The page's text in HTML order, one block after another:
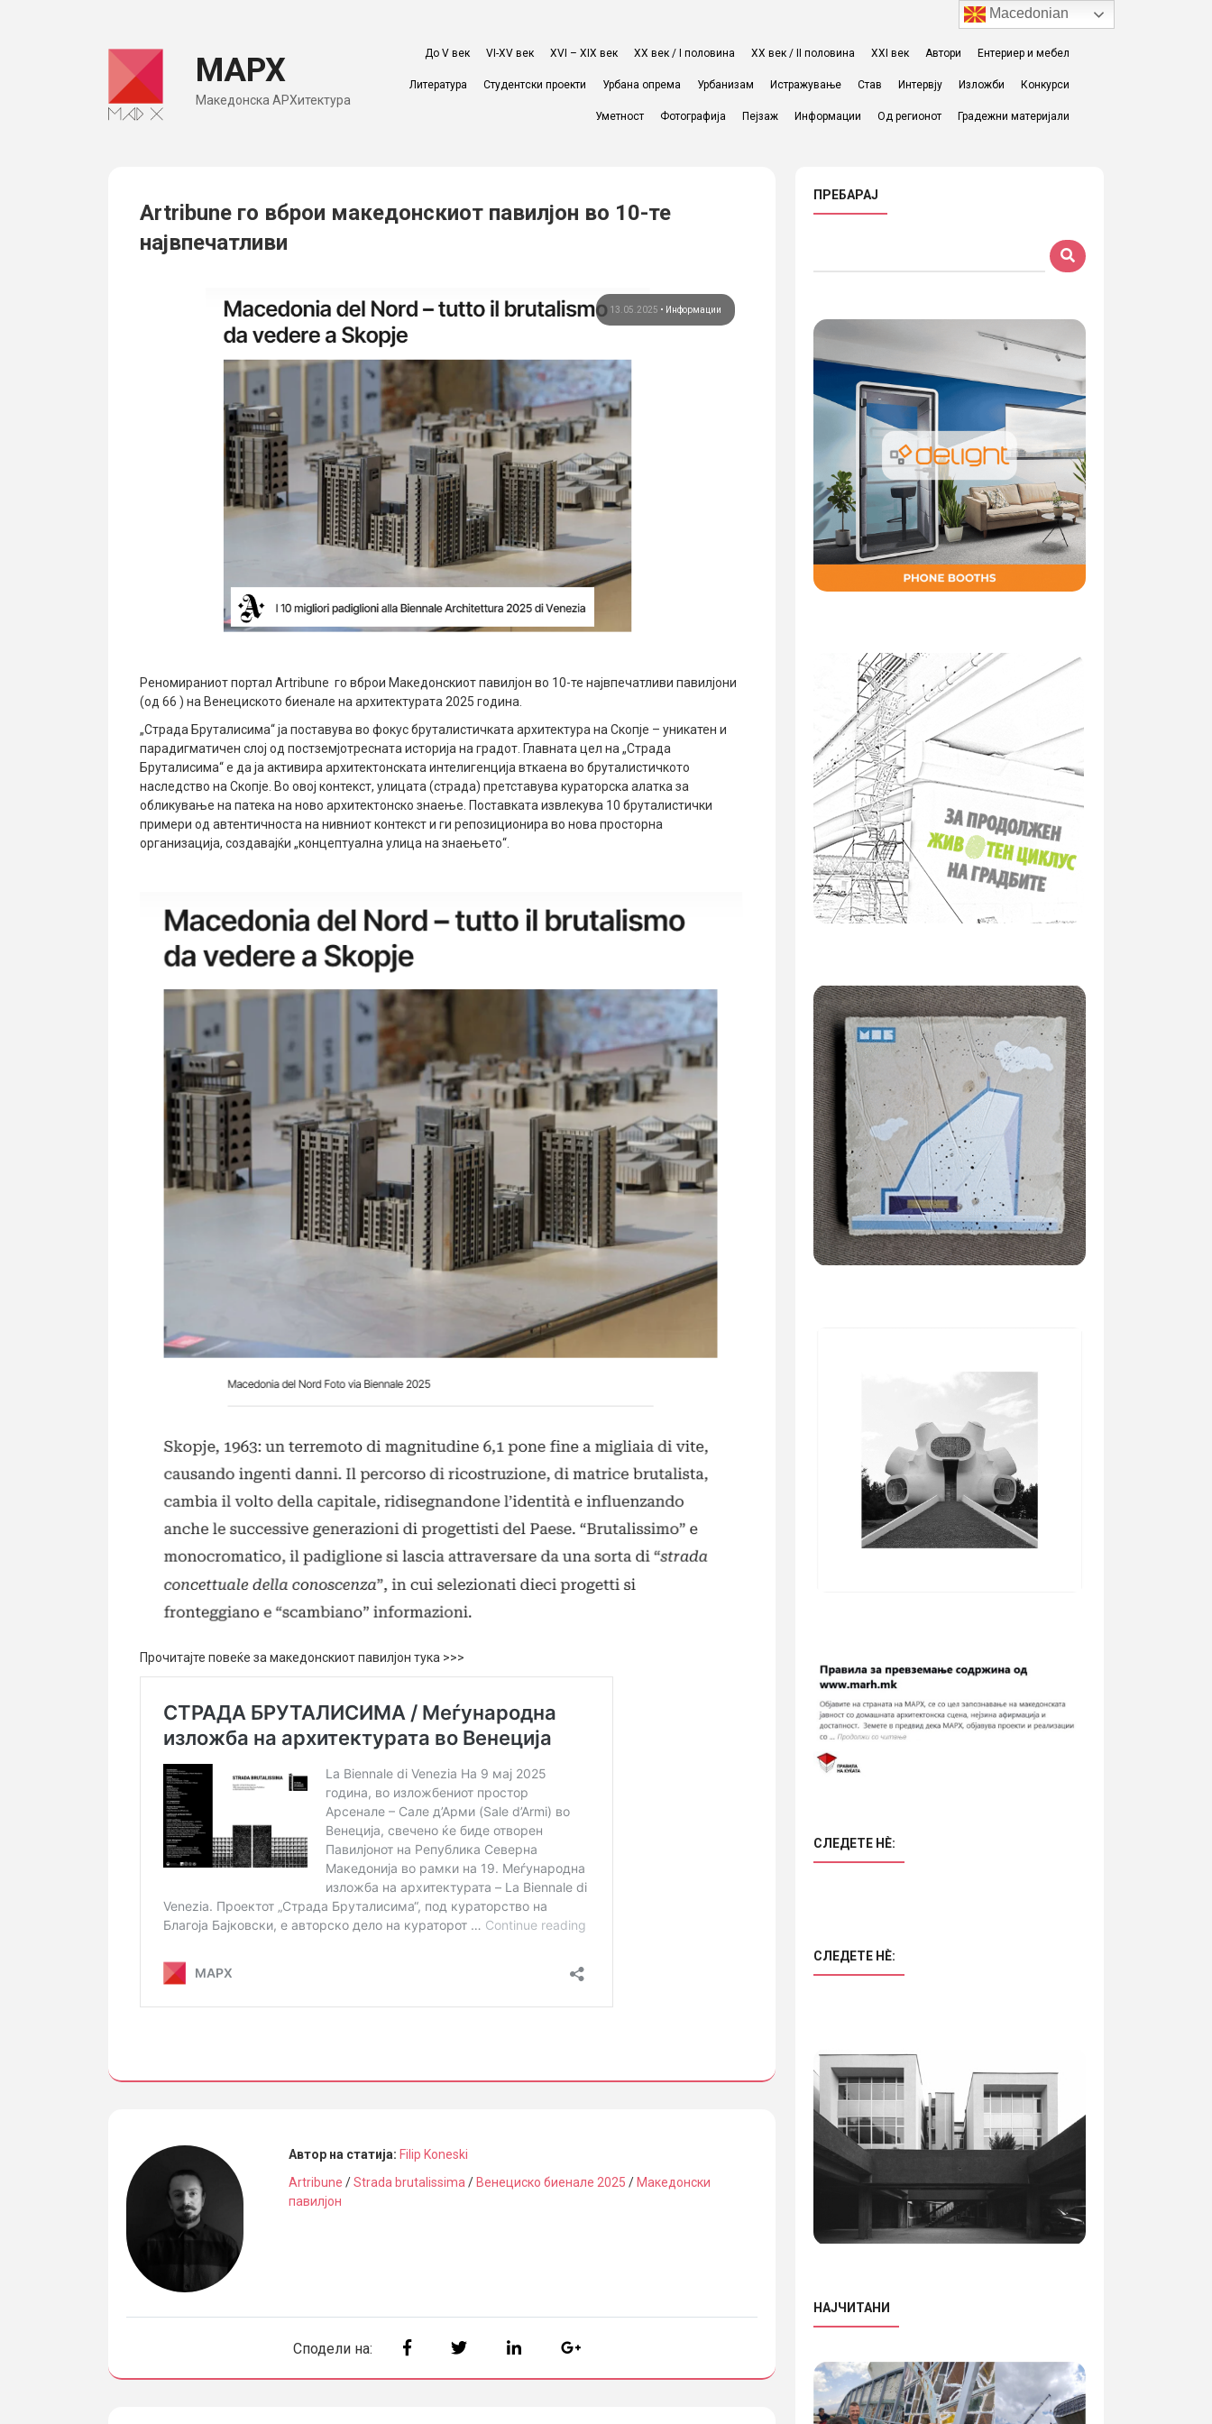
МАРХ
Македонска АРХитектура
До V век VI-XV век XVI – XIX век ХХ век / I половина ХХ век / II половина XXI век Автори Ентериер и мебел
Литература Студентски проекти Урбана опрема Урбанизам Истражување Став Интервју Изложби Конкурси
Уметност Фотографија Пејзаж Информации Од регионот Градежни материјали
Artribune го вброи македонскиот павилјон во 10-те
највпечатливи
13.05.2025 • Информации
Реномираниот портал Artribune го вброи Македонскиот павилјон во 10-те највпечатливи павилјони
(од 66 ) на Венециското биенале на архитектурата 2025 година.
„Страда Бруталисима“ ја поставува во фокус бруталистичката архитектура на Скопје – уникатен и
парадигматичен слој од постземјотресната историја на градот. Главната цел на „Страда
Бруталисима“ е да ја активира архитектонската интелигенција вткаена во бруталистичкото
наследство на Скопје. Во овој контекст, улицата (страда) претставува кураторска алатка за
обликување на патека на ново архитектонско знаење. Поставката извлекува 10 бруталистички
примери од автентичноста на нивниот контекст и ги репозиционира во нова просторна
организација, создавајќи „концептуална улица на знаењето“.
Прочитајте повеќе за македонскиот павилјон тука >>>
Автор на статија: Filip Koneski
Artribune /Strada brutalissima/ Венециско биенале 2025 / Македонски
павилјон
Сподели на:
ПРЕБАРАЈ
СЛЕДЕТЕ НÈ:
СЛЕДЕТЕ НÈ:
НАЈЧИТАНИ
Macedonian